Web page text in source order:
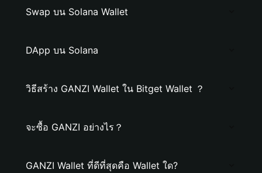
Swap บน Solana Wallet
DApp บน Solana
วิธีสร้าง GANZI Wallet ใน Bitget Wallet ？
จะซื้อ GANZI อย่างไร？
GANZI Wallet ที่ดีที่สุดคือ Wallet ใด?